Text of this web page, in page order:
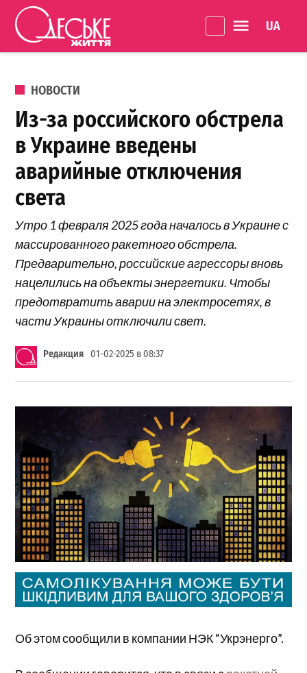
Перейти к содержанию
життя
ОПУБЛИКОВАНО В
НОВОСТИ
Из-за российского обстрела
в Украине введены
аварийные отключения
света
Утро 1 февраля 2025 года началось в Украине с
массированного ракетного обстрела.
Предварительно, российские агрессоры вновь
нацелились на объекты энергетики. Чтобы
предотвратить аварии на электросетях, в
части Украины отключили свет.
Редакция 01-02-2025 в 08:37
Об этом сообщили в компании НЭК “Укрэнерго”.